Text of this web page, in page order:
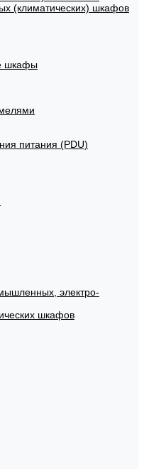
(климатических) шкафов
шкафы
питания (PDU)
электро-
шкафов